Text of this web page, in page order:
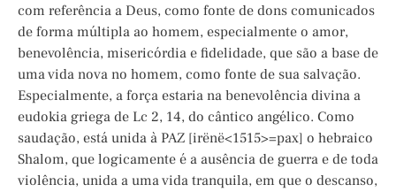
com referência a Deus, como fonte de dons comunicados
de forma múltipla ao homem, especialmente o amor,
benevolência, misericórdia e fidelidade, que são a base de
uma vida nova no homem, como fonte de sua salvação.
Especialmente, a força estaria na benevolência divina a
eudokia griega de Lc 2, 14, do cântico angélico. Como
saudação, está unida à PAZ [irënë<1515>=pax] o hebraico
Shalom, que logicamente é a ausência de guerra e de toda
violência, unida a uma vida tranquila, em que o descanso,